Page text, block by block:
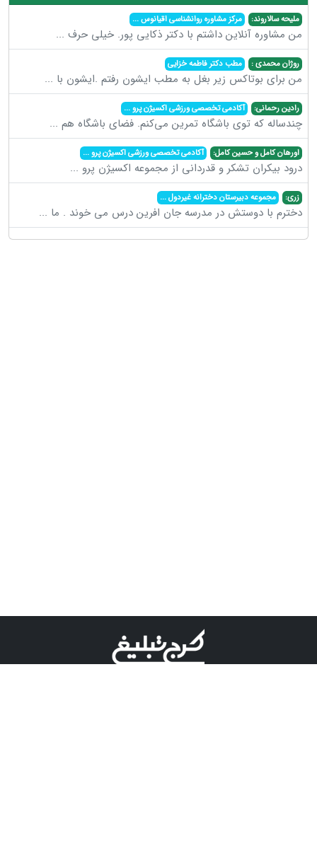
ملیحه سالاروند: مرکز مشاوره روانشناسی اقیانوس...
من مشاوره آنلاین داشتم با دکتر ذکایی پور. خیلی حرف ...
روژان محمدی : مطب دکتر فاطمه خزایی
من برای بوتاکس زیر بغل به مطب ایشون رفتم .ایشون با ...
رادین رحمانی: آکادمی تخصصی ورزشی اکسیژن پرو...
چندساله که توی باشگاه تمرین می‌کنم. فضای باشگاه هم ...
اورهان کامل و حسین کامل: آکادمی تخصصی ورزشی اکسیژن پرو...
درود بیکران تشکر و قدردانی از مجموعه اکسیژن پرو ...
زری: مجموعه دبیرستان دخترانه غیردول...
دخترم با دوستش در مدرسه جان افرین درس می خوند . ما ...